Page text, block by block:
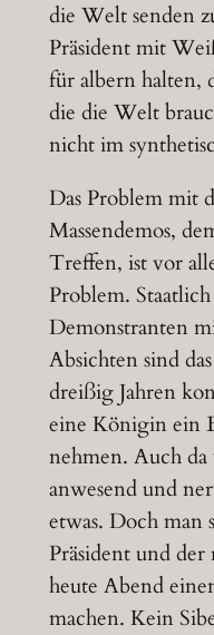
die Welt senden
Präsident mit
für albern halten,
die die Welt
nicht im
Das Problem mit
Massendemos,
Treffen, ist vor
Problem.
Demonstranten
Absichten sind
dreißig Jahren
eine Königin ein
nehmen. Auch
anwesend und
etwas. Doch man
Präsident und der
heute Abend
machen. Kein